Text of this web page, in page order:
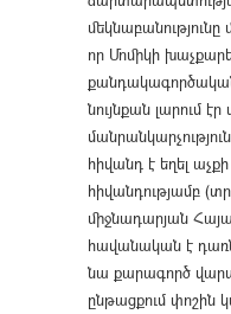
որ Մոմիկի
նույնքան լարում
հիվանդ է եղել
հիվանդությամբ
միջնադարյան
հավանական է
նա քարագործ
ընթացքում փոշին